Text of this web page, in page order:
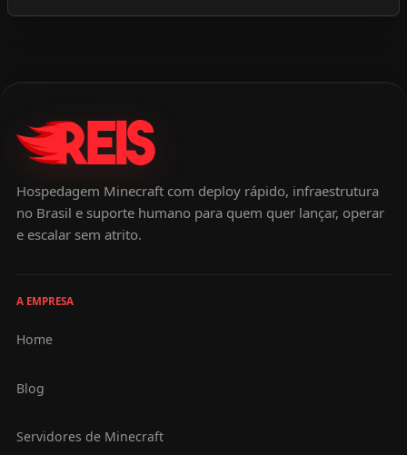
Hospedagem Minecraft com deploy rápido, infraestrutura
no Brasil e suporte humano para quem quer lançar, operar
e escalar sem atrito.
A EMPRESA
Home
Blog
Servidores de Minecraft